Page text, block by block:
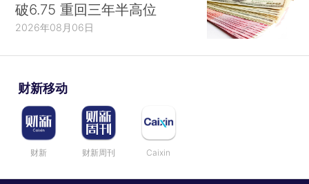
破6.75 重回三年半高位
2026年08月06日
财新移动
财新 财新周刊 Caixin